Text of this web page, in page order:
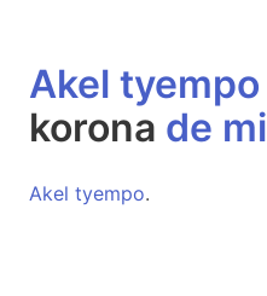
Akel tyempo
korona de mi
Akel tyempo.